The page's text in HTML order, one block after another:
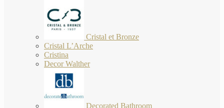
Cristal et Bronze
Cristal L’Arche
Cristina
Decor Walther
Decorated Bathroom